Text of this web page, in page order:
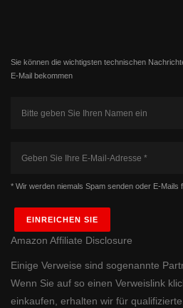
Sie können die wichtigsten technischen
E-Mail ​bekommen
* Wir werden niemals Spam senden oder E-Mails
EINREICHEN SIE
Amazon Affiliate Disclosure
Einige Verweise sind sogenannte
Wenn Sie auf so einen Verweislink
einkaufen, erhalten wir für